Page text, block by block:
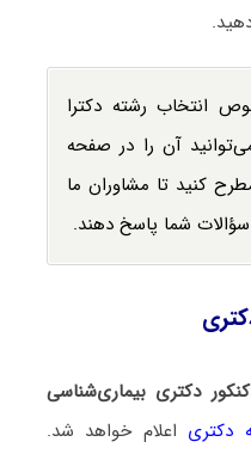
انتخاب رشته دکترا
آن را در صفحه
کنید تا مشاوران ما
شما پاسخ دهند.
دکتری بیماری‌شناسی
دکتری اعلام خواهد شد.